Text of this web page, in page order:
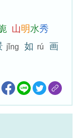
山明水秀
jǐng 如 rú 画